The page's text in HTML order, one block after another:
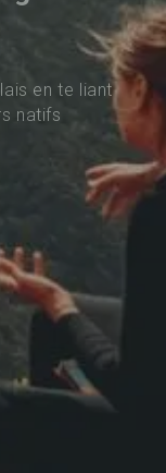
en te liant
natifs